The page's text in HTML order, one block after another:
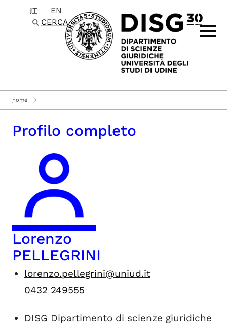
Passa al contenuto principale
IT
EN
CERCA
home
Profilo completo
Lorenzo
PELLEGRINI
lorenzo.pellegrini@uniud.it
0432 249555
DISG Dipartimento di scienze giuridiche